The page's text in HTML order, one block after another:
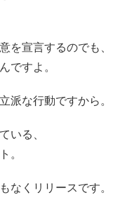
を宣言するのでも、
ですよ。
派な行動ですから。
いる、
。
なくリリースです。